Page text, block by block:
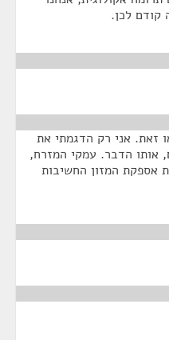
לכן.
זאת. אני רק הדגמתי את
אותו הדבר. עמקי המזרח,
אספקת המזון החשיבות